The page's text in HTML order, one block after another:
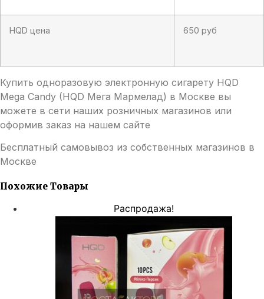
HQD цена 650 руб
Купить одноразовую электронную сигарету HQD
Mega Candy (HQD Мега Мармелад) в Москве вы
можете в сети наших розничных магазинов или
оформив заказ на нашем сайте
Бесплатный самовывоз из собственных магазинов в
Москве
Похожие Товары
Распродажа!